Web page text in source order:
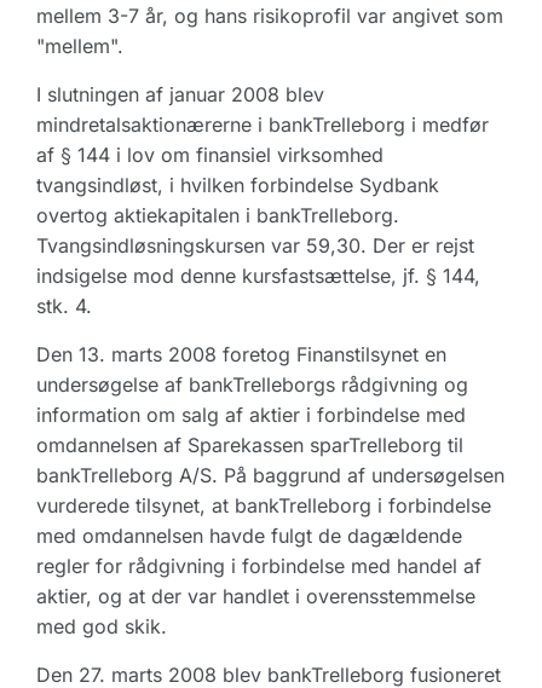
mellem 3-7 år, og hans risikoprofil var angivet som
"mellem".
I slutningen af januar 2008 blev
mindretalsaktionærerne i bankTrelleborg i medfør
af § 144 i lov om finansiel virksomhed
tvangsindløst, i hvilken forbindelse Sydbank
overtog aktiekapitalen i bankTrelleborg.
Tvangsindløsningskursen var 59,30. Der er rejst
indsigelse mod denne kursfastsættelse, jf. § 144,
stk. 4.
Den 13. marts 2008 foretog Finanstilsynet en
undersøgelse af bankTrelleborgs rådgivning og
information om salg af aktier i forbindelse med
omdannelsen af Sparekassen sparTrelleborg til
bankTrelleborg A/S. På baggrund af undersøgelsen
vurderede tilsynet, at bankTrelleborg i forbindelse
med omdannelsen havde fulgt de dagældende
regler for rådgivning i forbindelse med handel af
aktier, og at der var handlet i overensstemmelse
med god skik.
Den 27. marts 2008 blev bankTrelleborg fusioneret